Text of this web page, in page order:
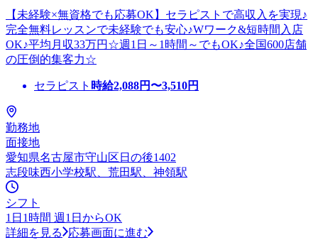
【未経験×無資格でも応募OK】セラピストで高収入を実現♪
完全無料レッスンで未経験でも安心♪Wワーク&短時間入店
OK♪平均月収33万円☆週1日～1時間～でもOK♪全国600店舗
の圧倒的集客力☆
セラピスト 時給2,088円〜3,510円
勤務地
面接地
愛知県名古屋市守山区日の後1402
志段味西小学校駅、荒田駅、神領駅
シフト
1日1時間 週1日からOK
詳細を見る
応募画面に進む